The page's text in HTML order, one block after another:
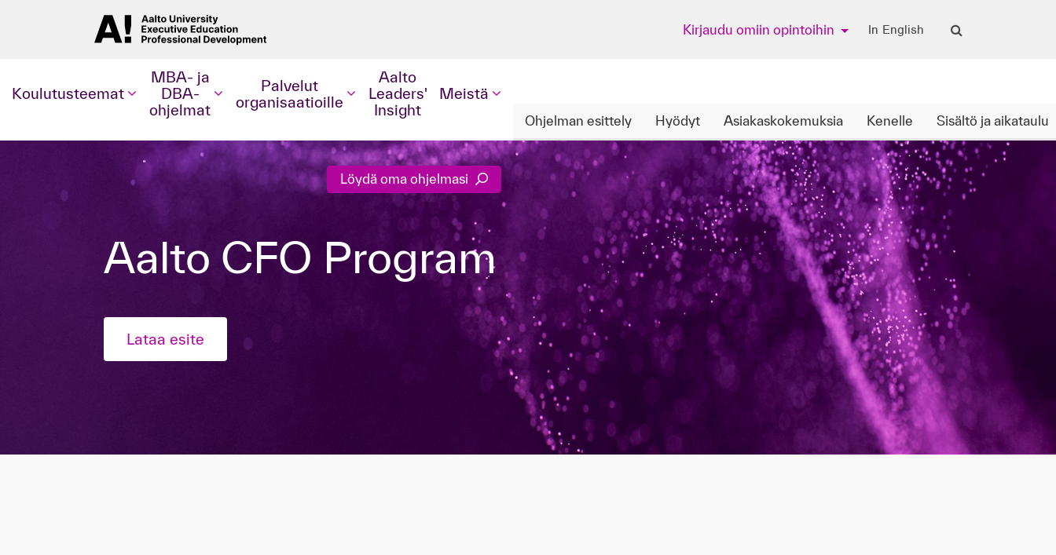
Kirjaudu omiin opintoihin In English
Koulutusteemat
MBA- ja
DBA-
ohjelmat
Palvelut
organisaatioille
Aalto
Leaders'
Insight
Meistä
Löydä oma ohjelmasi
Ohjelman esittely Hyödyt Asiakaskokemuksia Kenelle Sisältö ja aikataulu
Aalto CFO Program
Lataa esite